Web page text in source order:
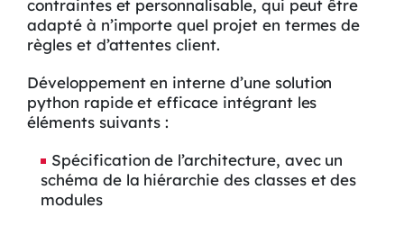
contraintes et personnalisable, qui peut être
adapté à n’importe quel projet en termes de
règles et d’attentes client.
Développement en interne d’une solution
python rapide et efficace intégrant les
éléments suivants :
Spécification de l’architecture, avec un
schéma de la hiérarchie des classes et des
modules